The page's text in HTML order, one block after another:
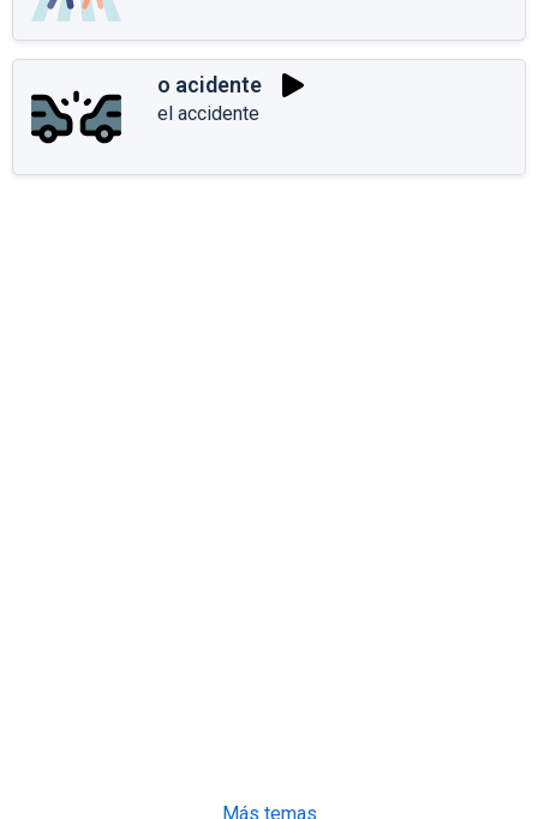
o acidente
el accidente
Más temas